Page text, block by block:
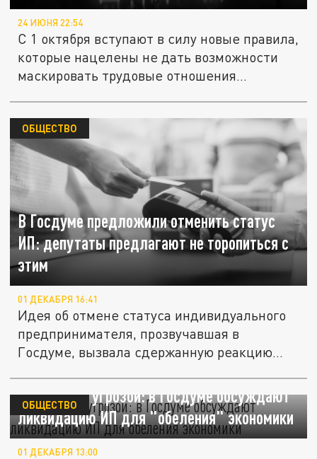
24 ИЮНЯ 22:54
С 1 октября вступают в силу новые правила,
которые нацелены не дать возможности
маскировать трудовые отношения...
В Госдуме предложили отменить статус
ИП: депутаты предлагают не торопиться с
этим
ОБЩЕСТВО
01 ДЕКАБРЯ 16:41
Идея об отмене статуса индивидуального
предпринимателя, прозвучавшая в
Госдуме, вызвала сдержанную реакцию...
Бизнес под угрозой: в Госдуме обсуждают
ликвидацию ИП для "обеления" экономики
ОБЩЕСТВО
01 ДЕКАБРЯ 13:00